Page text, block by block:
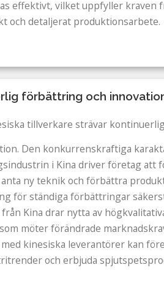
effektivt, vilket uppfyller kraven
och detaljerat produktionsarbete.
förbättring och
tillverkare strävar
Den konkurrenskraftiga
i Kina driver företag att
ny teknik och förbättra
för ständiga förbättringar
Kina drar nytta av
möter förändrade
kinesiska leverantörer kan
och erbjuda